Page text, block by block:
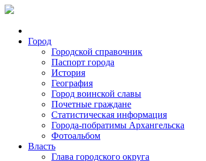
Город
Городской справочник
Паспорт города
История
География
Город воинской славы
Почетные граждане
Статистическая информация
Города-побратимы Архангельска
Фотоальбом
Власть
Глава городского округа